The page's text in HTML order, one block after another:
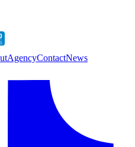
AgencyContactNews